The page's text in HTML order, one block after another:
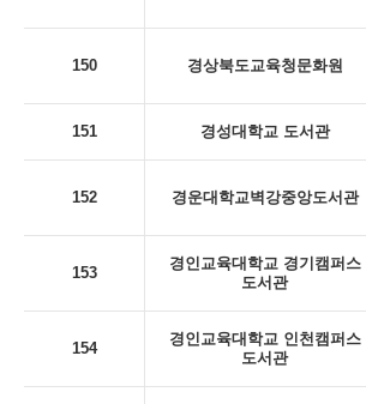
150 경상북도교육청문화원
151 경성대학교 도서관
152 경운대학교벽강중앙도서관
153
경인교육대학교 경기캠퍼스
도서관
154
경인교육대학교 인천캠퍼스
도서관